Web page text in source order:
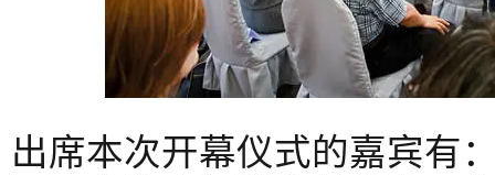
出席本次开幕仪式的嘉宾有